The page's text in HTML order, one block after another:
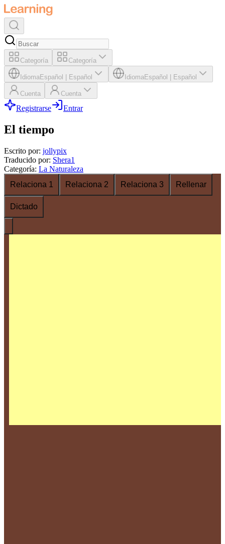
Categoría Categoría
IdiomaEspañol Español IdiomaEspañol Español
Cuenta Cuenta
Registrarse Entrar
El tiempo
Escrito por: jollypix
Traducido por: Shera1
Categoría: La Naturaleza
Relaciona 1
Relaciona 2 Relaciona 3 Rellenar
Dictado